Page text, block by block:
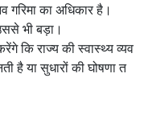
गरिमा का अधिकार है।
भी बड़ा।
कि राज्य की स्वास्थ्य व्यव
है या सुधारों की घोषणा त